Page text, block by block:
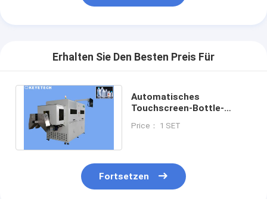
Erhalten Sie Den Besten Preis Für
Automatisches
Touchscreen-Bottle-
Algorithmusinspektion
Price： 1 SET
Fortsetzen